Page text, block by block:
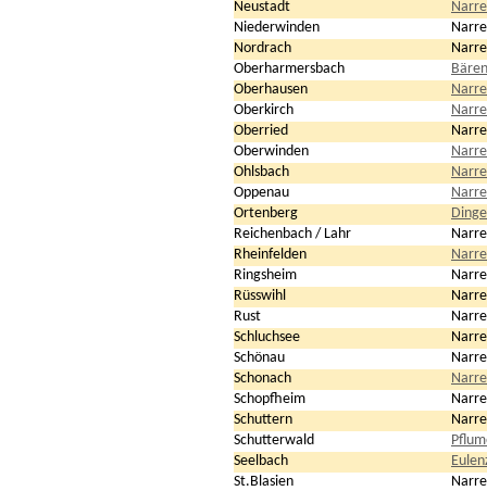
Neustadt
Niederwinden
Nordrach
Oberharmersbach
Oberhausen
Oberkirch
Oberried
Oberwinden
Ohlsbach
Oppenau
Ortenberg
Reichenbach / Lahr
Rheinfelden
Ringsheim
Rüsswihl
Rust
Schluchsee
Schönau
Schonach
Schopfheim
Schuttern
Schutterwald
Seelbach
St.Blasien